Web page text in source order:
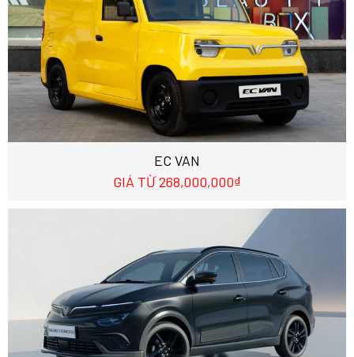
EC VAN
GIÁ TỪ 268,000,000₫